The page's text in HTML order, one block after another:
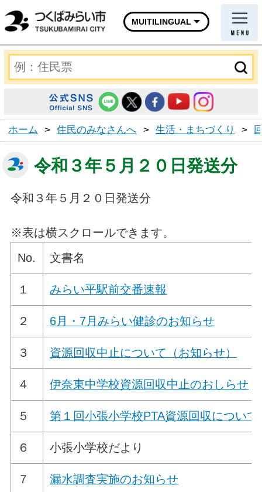
MUITILINGUAL
ホーム > 住民のみなさんへ > 生活・まちづくり >
令和３年５月２０日発送分
令和３年５月２０日発送分
※表は横スクロールできます。
No.
文書名
１ みらい平駅前交番速報
２ 6月・7月みらい健診のお知らせ
３ 資源回収中止について（お知らせ）
４ 伊奈東中学校資源回収中止のおしらせ
５ 第１回小張小学校PTA資源回収につい
６ 小張小学校だより
７ 漏水調査実施のお知らせ